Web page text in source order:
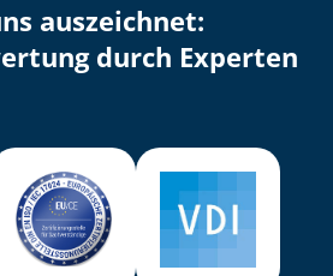
auszeichnet:
durch Experten